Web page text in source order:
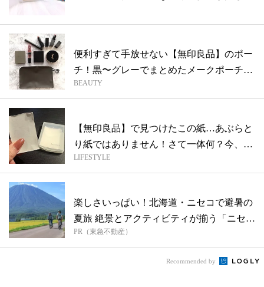
便利すぎて手放せない【無印良品】のポー
チ！黒〜グレーでまとめたメークポーチの
中身...
BEAUTY
【無印良品】で見つけたこの紙…あぶらと
り紙ではありません！さて一体何？今、必
要な...
LIFESTYLE
楽しさいっぱい！北海道・ニセコで避暑の
夏旅 絶景とアクティビティが揃う「ニセコ
東...
PR（東急不動産）
Recommended by